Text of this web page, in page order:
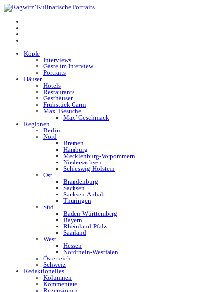
Köpfe
Interviews
Gäste im Interview
Portraits
Häuser
Hotels
Restaurants
Gasthäuser
Frühstück Garni
Max’ Besuche
Max’ Geschmack
Regionen
Berlin
Nord
Bremen
Hamburg
Mecklenburg-Vorpommern
Niedersachsen
Schleswig-Holstein
Ost
Brandenburg
Sachsen
Sachsen-Anhalt
Thüringen
Süd
Baden-Württemberg
Bayern
Rheinland-Pfalz
Saarland
West
Hessen
Nordrhein-Westfalen
Österreich
Schweiz
Redaktionelles
Kolumnen
Kommentare
Rezensionen